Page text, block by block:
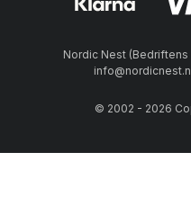
Nordic Nest
© 2002 - 2026